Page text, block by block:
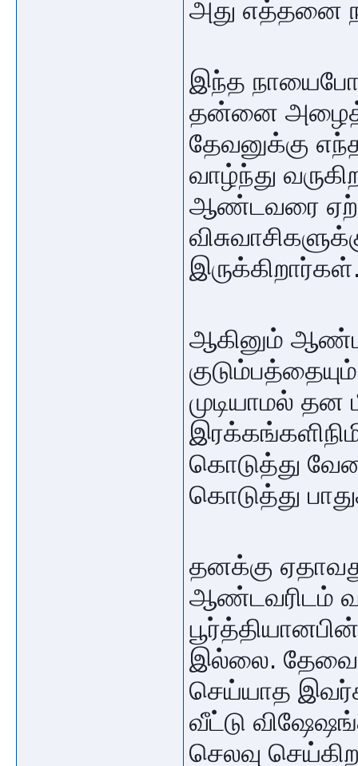
அது எத்தனை
இந்த
தன்னை
தேவனுக்கு
வாழ்ந்து
ஆண்டவரை
ஆகினும்
முடியாமல் தன
கொடுத்து
கொடுத்து
தனக்கு
ஆண்டவரிடம்
இல்லை. தேவை
செய்யாத
வீட்டு
செலவு